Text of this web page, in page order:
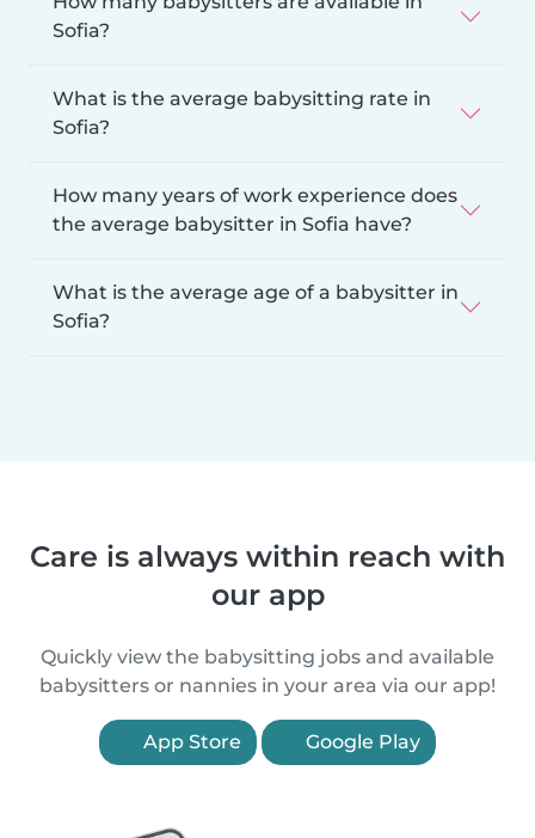
Sofia?
What is the average babysitting rate in
Sofia?
How many years of work experience does
the average babysitter in Sofia have?
What is the average age of a babysitter in
Sofia?
Care is always within reach with
our app
Quickly view the babysitting jobs and available
babysitters or nannies in your area via our app!
App Store Google Play